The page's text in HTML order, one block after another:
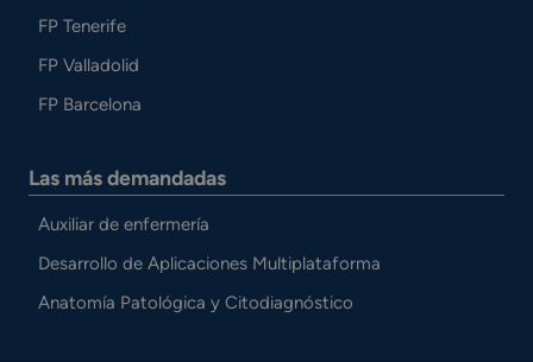
FP Tenerife
FP Valladolid
FP Barcelona
Las más demandadas
Auxiliar de enfermería
Desarrollo de Aplicaciones Multiplataforma
Anatomía Patológica y Citodiagnóstico